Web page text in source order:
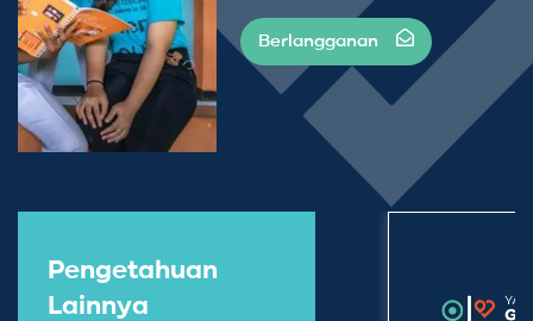
Berlangganan
Pengetahuan
Lainnya